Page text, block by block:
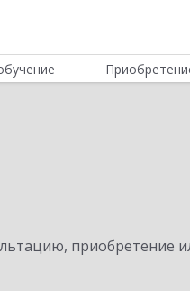
приобретение